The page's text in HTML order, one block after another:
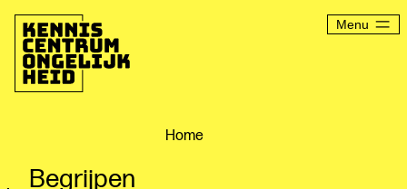
naar
inhoud
Menu
Home
Begrijpen